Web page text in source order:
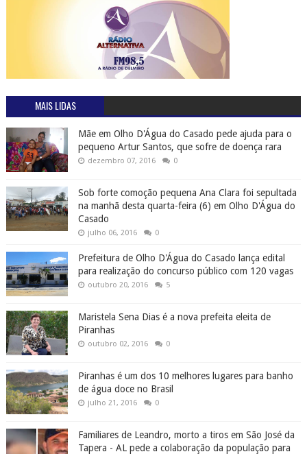
MAIS LIDAS
Mãe em Olho D'Água do Casado pede ajuda para o
pequeno Artur Santos, que sofre de doença rara
dezembro 07, 2016 0
Sob forte comoção pequena Ana Clara foi sepultada
na manhã desta quarta-feira (6) em Olho D'Água do
Casado
julho 06, 2016 0
Prefeitura de Olho D'Água do Casado lança edital
para realização do concurso público com 120 vagas
outubro 20, 2016 5
Maristela Sena Dias é a nova prefeita eleita de
Piranhas
outubro 02, 2016 0
Piranhas é um dos 10 melhores lugares para banho
de água doce no Brasil
julho 21, 2016 0
Familiares de Leandro, morto a tiros em São José da
Tapera - AL pede a colaboração da população para